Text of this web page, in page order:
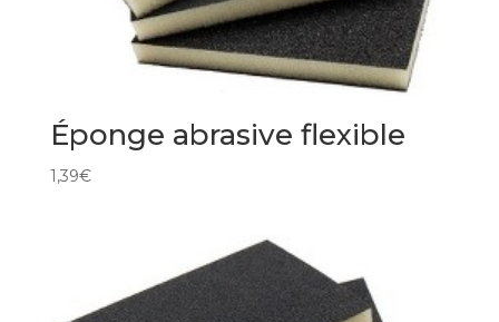
Éponge abrasive flexible
1,39€